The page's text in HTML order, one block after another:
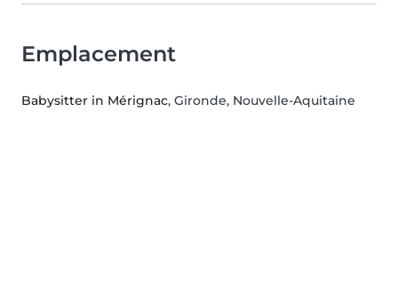
Emplacement
Babysitter in Mérignac, Gironde, Nouvelle-Aquitaine